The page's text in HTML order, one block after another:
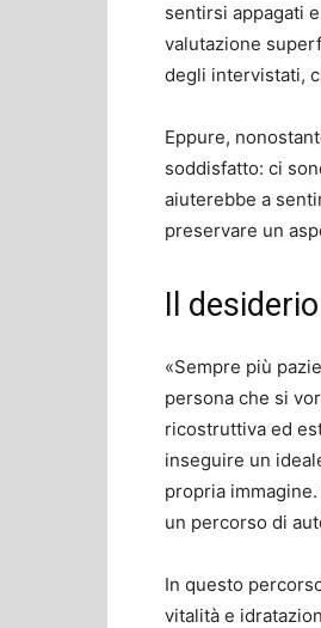
sentirsi appagati
valutazione
degli intervistati,
Eppure,
soddisfatto: ci
aiuterebbe a
preservare un
Il
«Sempre più
persona che si
ricostruttiva ed
inseguire un
propria
un percorso di
In questo
vitalità e